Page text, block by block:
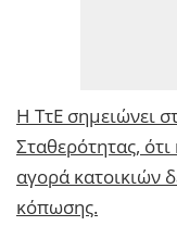
Η ΤτΕ σημειώνει
Σταθερότητας,
αγορά κατοικιών
κόπωσης.